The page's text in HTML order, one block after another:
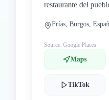
restaurante del
Frías, Burgos,
Source: Google Places
Maps
TikTok